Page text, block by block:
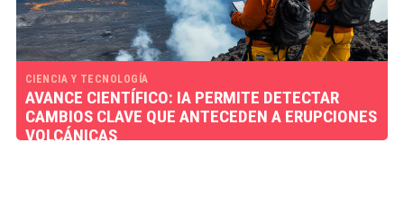
CIENCIA Y TECNOLOGÍA
AVANCE CIENTÍFICO: IA PERMITE DETECTAR
CAMBIOS CLAVE QUE ANTECEDEN A ERUPCIONES
VOLCÁNICAS